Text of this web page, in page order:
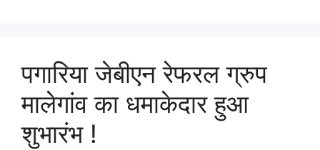
पगारिया जेबीएन रेफरल ग्रुप
मालेगांव का धमाकेदार हुआ
शुभारंभ !